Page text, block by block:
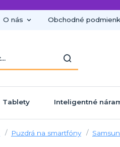
O nás Obchodné
Tablety Inteligentné
Puzdrá na smartfóny